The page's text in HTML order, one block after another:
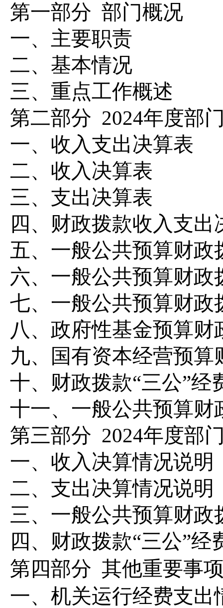
第一部分 部门概况
一、主要职责
二、 基本情况
三、重点工作概述
第二部分 2024年度部
一、收入支出决算表
二、收入决算表
三、支出决算表
四、财政拨款收入支出
五、一般公共预算财
六、一般公共预算财
七、 一般公共预算财政
八、政府性基金预算
九、国有资本经营预
十、 财政拨款“三公”经
十一、一般公共预算财
第三部分 2024年度部
一、收入决算情况说明
二、支出决算情况说明
三、一般公共预算财
四、财政拨款“三公”经
第四部分 其他重要事
一、 机关运行经费支出